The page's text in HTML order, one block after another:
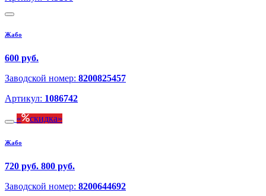
Жабо
600 руб.
Заводской номер: 8200825457
Артикул: 1086742
скидка
Жабо
720 руб. 800 руб.
Заводской номер: 8200644692